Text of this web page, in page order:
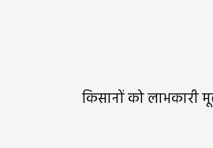
किसानों को लाभकारी